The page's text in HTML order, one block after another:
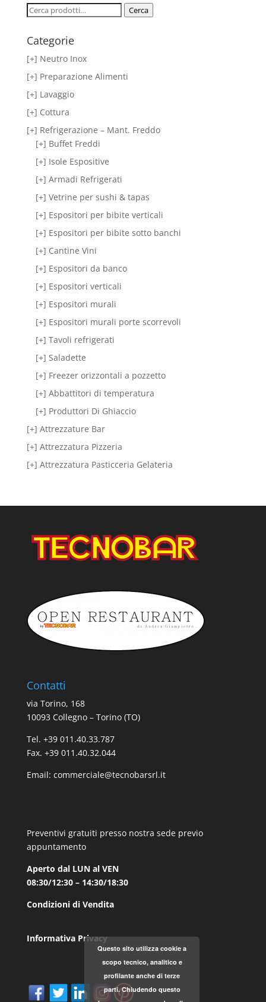
Cerca: Cerca
Categorie
[+] Neutro Inox
[+] Preparazione Alimenti
[+] Lavaggio
[+] Cottura
[+] Refrigerazione – Mant. Freddo
[+] Buffet Freddi
[+] Isole Espositive
[+] Armadi Refrigerati
[+] Vetrine per sushi & tapas
[+] Espositori per bibite verticali
[+] Espositori per bibite sotto banchi
[+] Cantine Vini
[+] Espositori da banco
[+] Espositori verticali
[+] Espositori murali
[+] Espositori murali porte scorrevoli
[+] Tavoli refrigerati
[+] Saladette
[+] Freezer orizzontali a pozzetto
[+] Abbattitori di temperatura
[+] Produttori Di Ghiaccio
[+] Attrezzature Bar
[+] Attrezzatura Pizzeria
[+] Attrezzatura Pasticceria Gelateria
Contatti
via Torino, 168
10093 Collegno – Torino (TO)
Tel. +39 011.40.33.787
Fax. +39 011.40.32.044
Email: commerciale@tecnobarsrl.it
Preventivi gratuiti presso nostra sede previo
appuntamento
Aperto dal LUN al VEN
08:30/12:30 – 14:30/18:30
Condizioni di Vendita
Informativa Privacy
Questo sito utilizza cookie a
scopo tecnico, analitico e
profilante anche di terze
parti. Chiudendo questo